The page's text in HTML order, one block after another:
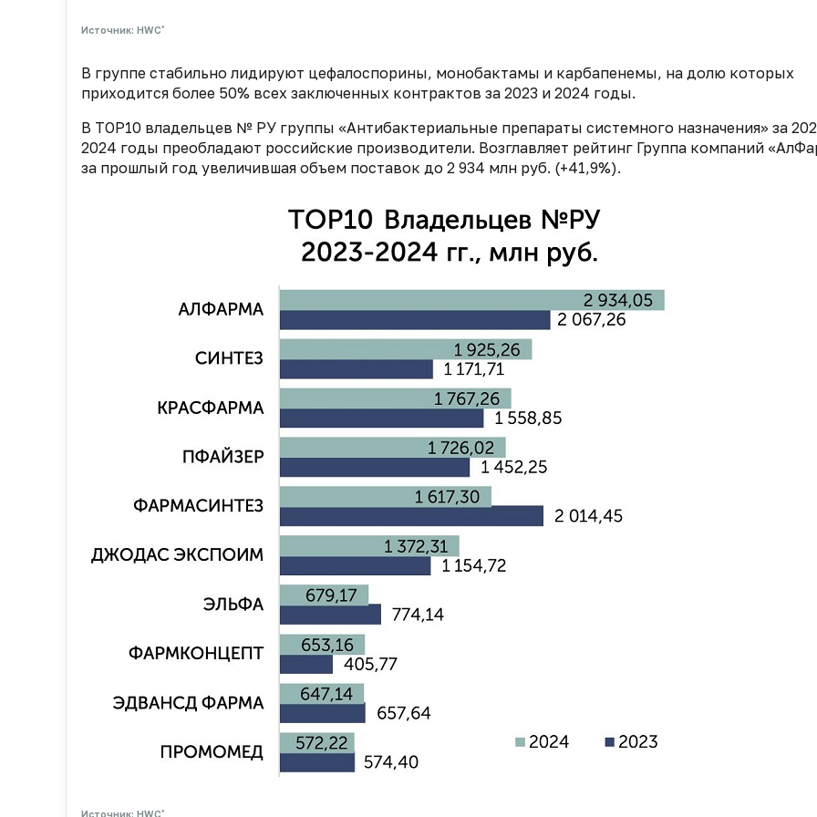
Источник: HWC*
В группе стабильно лидируют цефалоспорины, монобактамы и карбапенемы, на долю которых
приходится более 50% всех заключенных контрактов за 2023 и 2024 годы.
В TOP10 владельцев № РУ группы «Антибактериальные препараты системного назначения» за
2024 годы преобладают российские производители. Возглавляет рейтинг Группа компаний
за прошлый год увеличившая объем поставок до 2 934 млн руб. (+41,9%).
Источник: HWC*